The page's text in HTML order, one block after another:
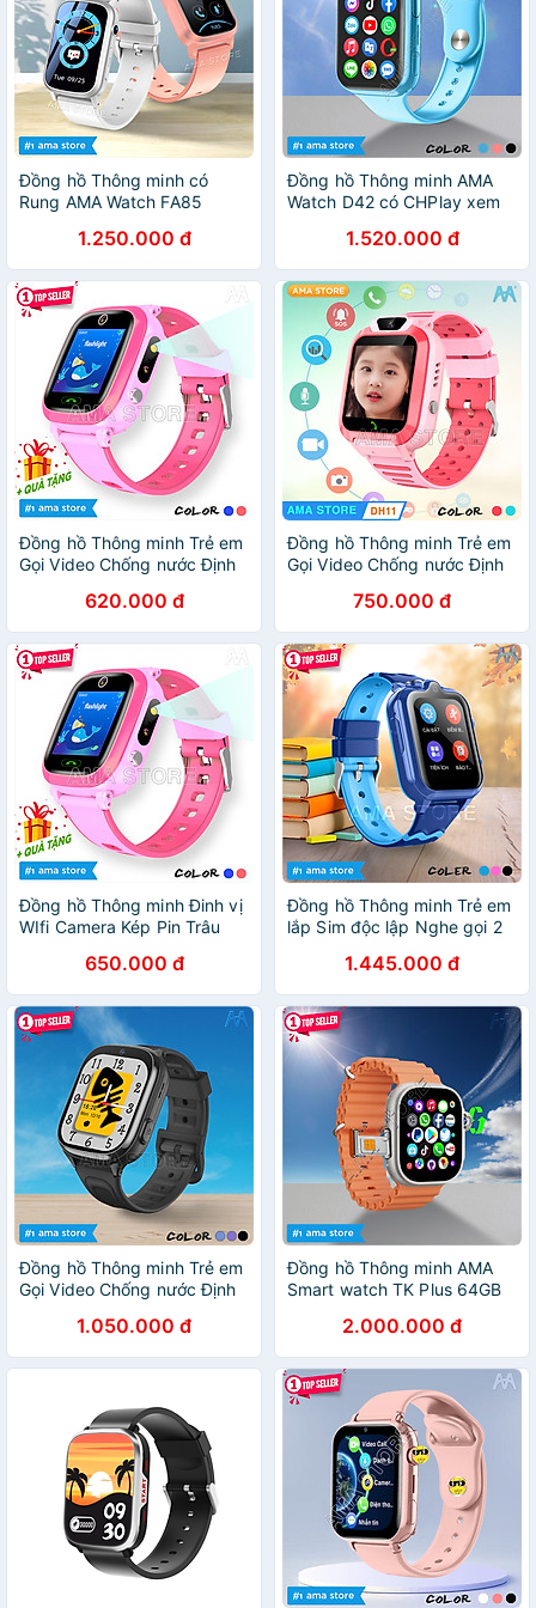
Người lớn Hàng nhập khẩu
Đồng hồ Thông minh có
Rung AMA Watch FA85
Trẻ em Học sinh Nam Nữ
Hàng nhập khẩu
1.250.000 đ
Đồng hồ Thông minh AMA
Watch D42 có CHPlay xem
Định vị Kép GPS Wifi Hàng
Chính Hãng
1.520.000 đ
Đồng hồ Thông minh Trẻ em
Gọi Video Chống nước Định
Y36 Hàng nhập khẩu
620.000 đ
Đồng hồ Thông minh Trẻ em
Gọi Video Chống nước Định
DH11 Hàng nhập khẩu
750.000 đ
Đồng hồ Thông minh Đinh vị
WIfi Camera Kép Pin Trâu
AMA Watch Y96S - Hàng
nhập khẩu
650.000 đ
Đồng hồ Thông minh Trẻ em
lắp Sim độc lập Nghe gọi 2
cao cấp Nhiều chức năng
Chống nước tốt AMA Watch
D35 Hàng nhập khẩu
1.445.000 đ
Đồng hồ Thông minh Trẻ em
Gọi Video Chống nước Định
D56 Hàng chính hãng
1.050.000 đ
Đồng hồ Thông minh AMA
Smart watch TK Plus 64GB
180 Lắp Sim Định vị GPS
Google kết nối Wifi 4G
Blueltooth xem được Video
Youtube TikTok tải App FB
Messenger Skype Viber
Wechat Line Tele chơi Game
cho Trẻ em Người lớn Hàng
nhập khẩu
2.000.000 đ